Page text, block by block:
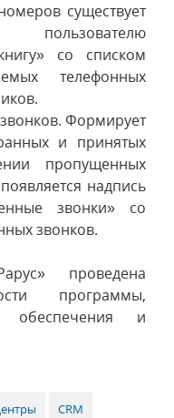
существует
пользователю
со списком
телефонных
Формирует
и принятых
пропущенных
надпись
звонки» со
звонков.
проведена
программы,
обеспечения и
CRM